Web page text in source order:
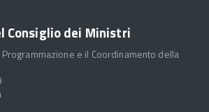
Consiglio dei Ministri
e il Coordinamento della